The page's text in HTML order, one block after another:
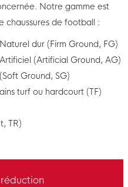
Notre gamme est
chaussures de football :
dur (Firm Ground, FG)
(Artificial Ground, AG)
Ground, SG)
turf ou hardcourt (TF)
TR)